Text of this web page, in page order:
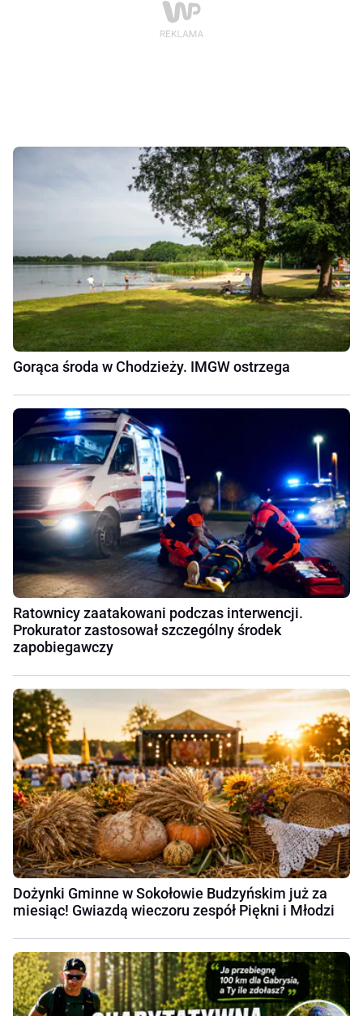
Gorąca środa w Chodzieży. IMGW ostrzega
Ratownicy zaatakowani podczas interwencji.
Prokurator zastosował szczególny środek
zapobiegawczy
Dożynki Gminne w Sokołowie Budzyńskim już za
miesiąc! Gwiazdą wieczoru zespół Piękni i Młodzi